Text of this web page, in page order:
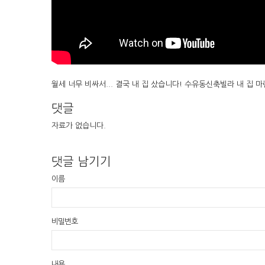
월세 너무 비싸서... 결국 내 집 샀습니다! 수유동신축빌라 내 집 마
댓글
자료가 없습니다.
댓글 남기기
이름
비밀번호